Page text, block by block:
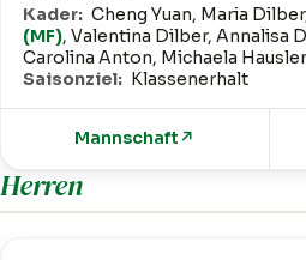
Kader: Cheng Yuan, Maria
(MF), Valentina Dilber, Annalisa
Carolina Anton, Michaela
Saisonziel: Klassenerhalt
Mannschaft ↗
Herren